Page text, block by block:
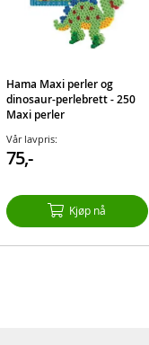
Hama Maxi perler og
dinosaur-perlebrett - 250
Maxi perler
Vår lavpris:
75,-
Kjøp nå